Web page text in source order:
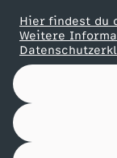
Hier findest du
Weitere
Partner